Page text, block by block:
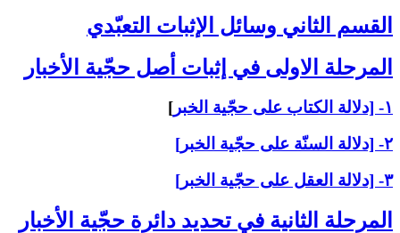
القسم الثاني ‏وسائل الإثبات التعبّدي‏
المرحلة الاولى ‏في إثبات أصل حجّية الأخبار
۱- [دلالة الكتاب على حجّية الخبر
]
۲- [دلالة السنّة على حجّية الخبر]
۳- [دلالة العقل على حجّية الخبر]
المرحلة الثانية في تحديد دائرة حجّية الأخبار